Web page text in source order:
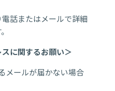
話またはメールで詳細
に関するお願い＞
メールが届かない場合